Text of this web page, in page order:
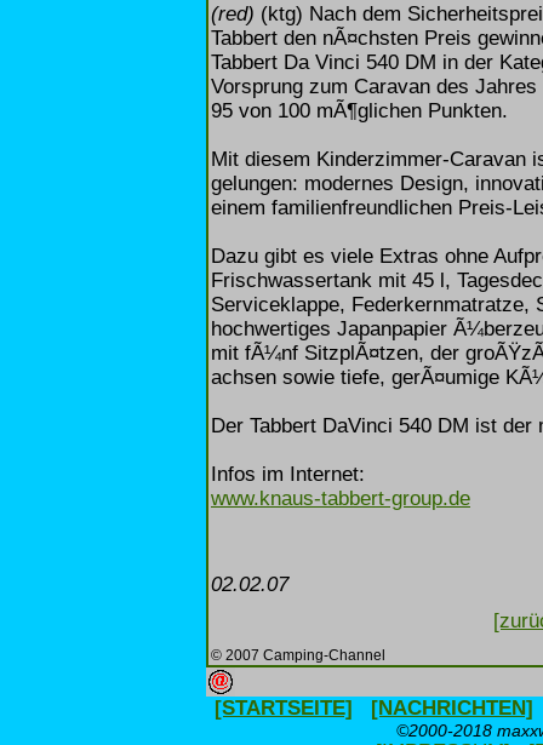
(red) (ktg) Nach dem
Tabbert den nÃ¤chsten Preis
Tabbert Da Vinci 540 DM in der
Vorsprung zum Caravan des
95 von 100 mÃ¶glichen Punkten.
Mit diesem Kinderzimmer-Caravan
gelungen: modernes Design,
einem familienfreundlichen Preis-
Dazu gibt es viele Extras ohne
Frischwassertank mit 45 l,
Serviceklappe,
hochwertiges Japanpapier
mit fÃ¼nf SitzplÃ¤tzen, der
achsen sowie tiefe, gerÃ¤umige
Der Tabbert DaVinci 540 DM ist
Infos im Internet:
www.knaus-tabbert-group.de
02.02.07
© 2007 Camping-Channel
[STARTSEITE] [NACHRICHTEN]
©2000-2018